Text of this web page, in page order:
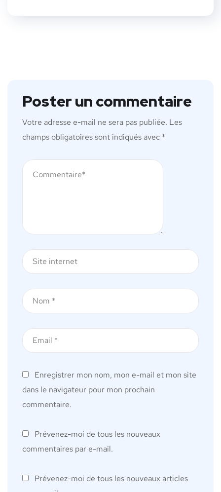
Poster un commentaire
Votre adresse e-mail ne sera pas publiée. Les
champs obligatoires sont indiqués avec *
Enregistrer mon nom, mon e-mail et mon site
dans le navigateur pour mon prochain
commentaire.
Prévenez-moi de tous les nouveaux
commentaires par e-mail.
Prévenez-moi de tous les nouveaux articles